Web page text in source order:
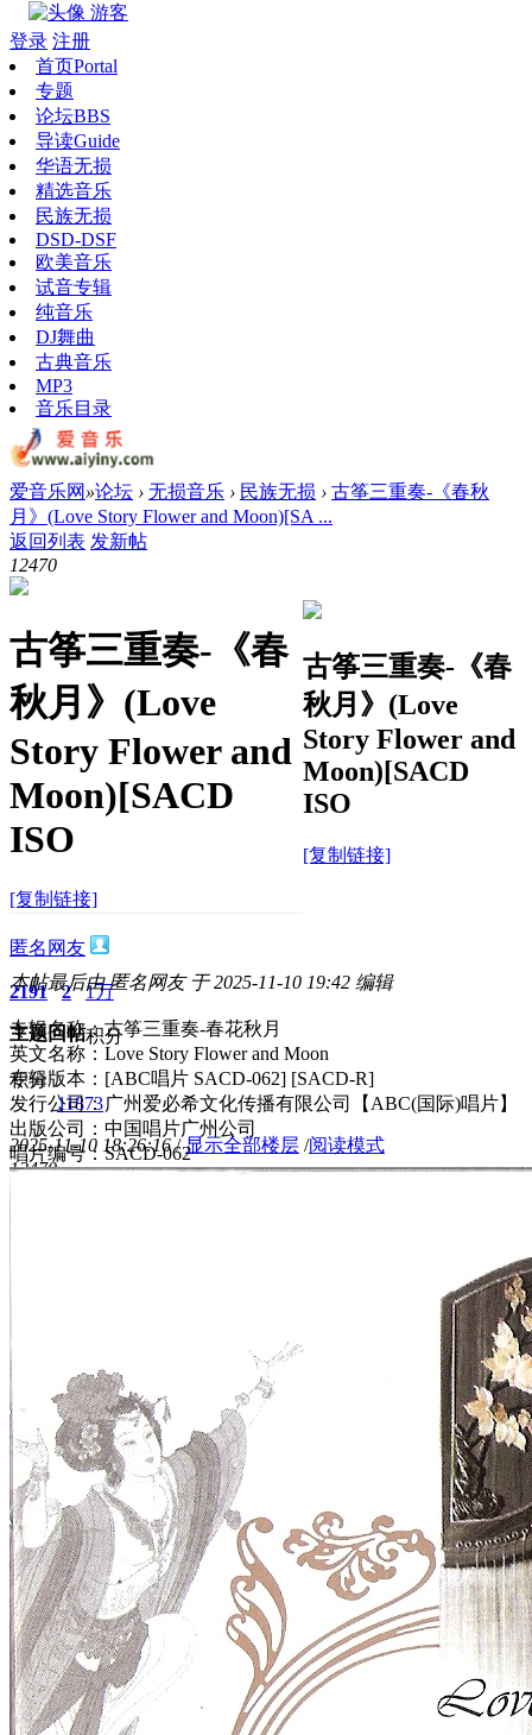
游客
登录 注册
首页Portal
专题
论坛BBS
导读Guide
华语无损
精选音乐
民族无损
DSD-DSF
欧美音乐
试音专辑
纯音乐
DJ舞曲
古典音乐
MP3
音乐目录
爱音乐网 »论坛 › 无损音乐 › 民族无损 › 古筝三重奏-《春秋
月》(Love Story Flower and Moon)[SA ...
返回列表 发新帖
12470
古筝三重奏-《春
秋月》(Love
Story Flower and
Moon)[SACD
ISO
[复制链接]
古筝三重奏-《春
秋月》(Love
Story Flower and
Moon)[SACD
ISO
[复制链接]
匿名网友
2191
主题
2
回帖
1万
积分
积分
11873
2025-11-10 18:26:16 / 显示全部楼层 /阅读模式
12470
本帖最后由 匿名网友 于 2025-11-10 19:42 编辑
专辑名称：古筝三重奏-春花秋月
英文名称：Love Story Flower and Moon
专辑版本：[ABC唱片 SACD-062] [SACD-R]
发行公司：广州爱必希文化传播有限公司【ABC(国际)唱片】
出版公司：中国唱片广州公司
唱片编号：SACD-062